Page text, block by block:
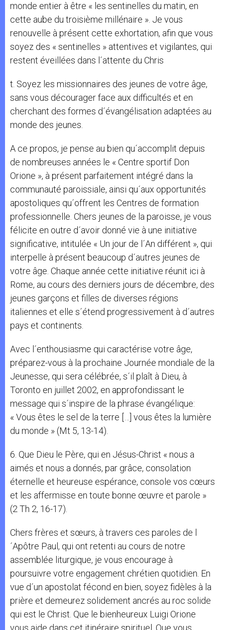
monde entier à être « les sentinelles du matin, en
cette aube du troisième millénaire ». Je vous
renouvelle à présent cette exhortation, afin que vous
soyez des « sentinelles » attentives et vigilantes, qui
restent éveillées dans l´attente du Chris
t. Soyez les missionnaires des jeunes de votre âge,
sans vous décourager face aux difficultés et en
cherchant des formes d´évangélisation adaptées au
monde des jeunes.
A ce propos, je pense au bien qu´accomplit depuis
de nombreuses années le « Centre sportif Don
Orione », à présent parfaitement intégré dans la
communauté paroissiale, ainsi qu´aux opportunités
apostoliques qu´offrent les Centres de formation
professionnelle. Chers jeunes de la paroisse, je vous
félicite en outre d´avoir donné vie à une initiative
significative, intitulée « Un jour de l´An différent », qui
interpelle à présent beaucoup d´autres jeunes de
votre âge. Chaque année cette initiative réunit ici à
Rome, au cours des derniers jours de décembre, des
jeunes garçons et filles de diverses régions
italiennes et elle s´étend progressivement à d´autres
pays et continents.
Avec l´enthousiasme qui caractérise votre âge,
préparez-vous à la prochaine Journée mondiale de la
Jeunesse, qui sera célébrée, s´il plaît à Dieu, à
Toronto en juillet 2002, en approfondissant le
message qui s´inspire de la phrase évangélique:
« Vous êtes le sel de la terre […] vous êtes la lumière
du monde » (Mt 5, 13-14).
6. Que Dieu le Père, qui en Jésus-Christ « nous a
aimés et nous a donnés, par grâce, consolation
éternelle et heureuse espérance, console vos cœurs
et les affermisse en toute bonne œuvre et parole »
(2 Th 2, 16-17).
Chers frères et sœurs, à travers ces paroles de l
´Apôtre Paul, qui ont retenti au cours de notre
assemblée liturgique, je vous encourage à
poursuivre votre engagement chrétien quotidien. En
vue d´un apostolat fécond en bien, soyez fidèles à la
prière et demeurez solidement ancrés au roc solide
qui est le Christ. Que le bienheureux Luigi Orione
vous aide dans cet itinéraire spirituel. Que vous